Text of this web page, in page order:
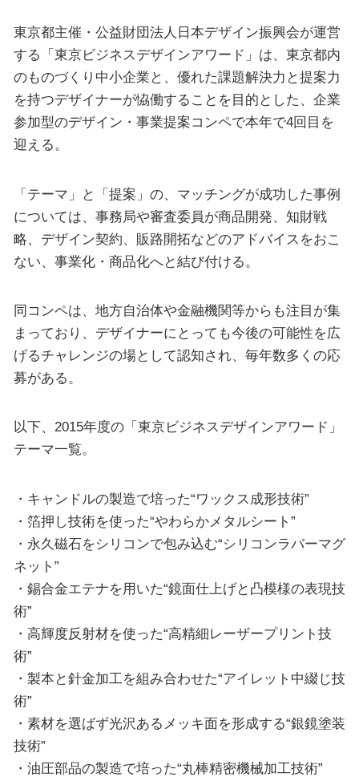
東京都主催・公益財団法人日本デザイン振興会が運営
する「東京ビジネスデザインアワード」は、東京都内
のものづくり中小企業と、優れた課題解決力と提案力
を持つデザイナーが恊働することを目的とした、企業
参加型のデザイン・事業提案コンペで本年で4回目を
迎える。
「テーマ」と「提案」の、マッチングが成功した事例
については、事務局や審査委員が商品開発、知財戦
略、デザイン契約、販路開拓などのアドバイスをおこ
ない、事業化・商品化へと結び付ける。
同コンペは、地方自治体や金融機関等からも注目が集
まっており、デザイナーにとっても今後の可能性を広
げるチャレンジの場として認知され、毎年数多くの応
募がある。
以下、2015年度の「東京ビジネスデザインアワード」
テーマ一覧。
・キャンドルの製造で培った“ワックス成形技術”
・箔押し技術を使った“やわらかメタルシート”
・永久磁石をシリコンで包み込む“シリコンラバーマグ
ネット”
・錫合金エテナを用いた“鏡面仕上げと凸模様の表現技
術”
・高輝度反射材を使った“高精細レーザープリント技
術”
・製本と針金加工を組み合わせた“アイレット中綴じ技
術”
・素材を選ばず光沢あるメッキ面を形成する“銀鏡塗装
技術”
・油圧部品の製造で培った“丸棒精密機械加工技術”